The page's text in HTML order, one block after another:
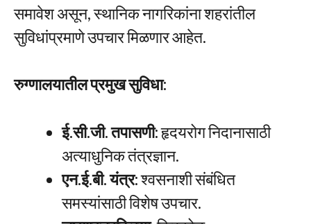
समावेश असून, स्थानिक नागरिकांना शहरांतील
सुविधांप्रमाणे उपचार मिळणार आहेत.
रुग्णालयातील प्रमुख सुविधा:
ई.सी.जी. तपासणी:हृदयरोग निदानासाठी
अत्याधुनिक तंत्रज्ञान.
एन.ई.बी. यंत्र:श्वसनाशी संबंधित
समस्यांसाठी विशेष उपचार.